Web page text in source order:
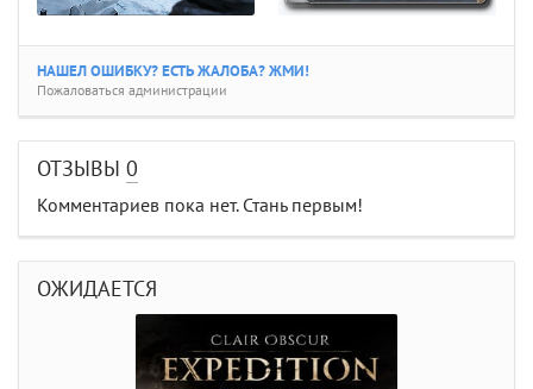
НАШЕЛ ОШИБКУ? ЕСТЬ ЖАЛОБА? ЖМИ!
Пожаловаться администрации
ОТЗЫВЫ 0
Комментариев пока нет. Стань первым!
ОЖИДАЕТСЯ